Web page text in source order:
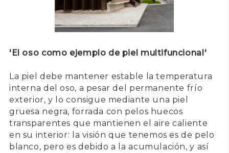
'El oso como ejemplo de piel multifuncional'
La piel debe mantener estable la temperatura
interna del oso, a pesar del permanente frío
exterior, y lo consigue mediante una piel
gruesa negra, forrada con pelos huecos
transparentes que mantienen el aire caliente
en su interior: la visión que tenemos es de pelo
blanco, pero es debido a la acumulación, y así